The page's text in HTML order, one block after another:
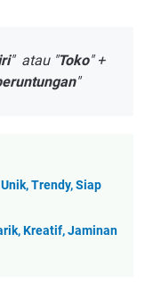
" atau "Toko" +
"
Trendy, Siap
Kreatif, Jaminan